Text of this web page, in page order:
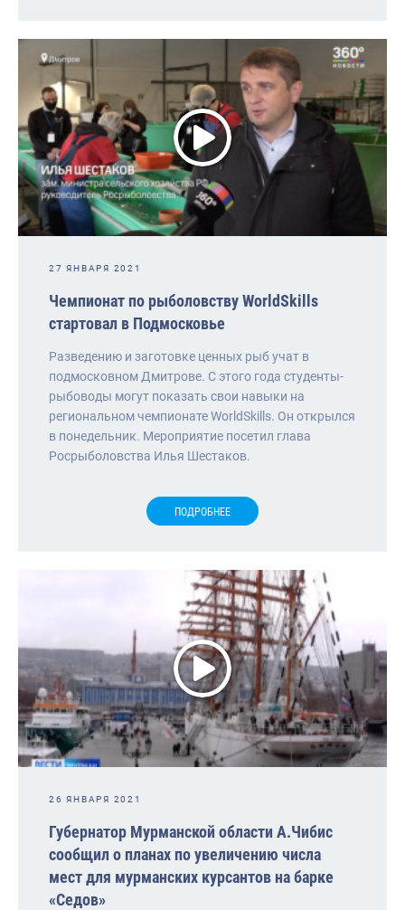
27 ЯНВАРЯ 2021
Чемпионат по рыболовству WorldSkills
стартовал в Подмосковье
Разведению и заготовке ценных рыб учат в
подмосковном Дмитрове. С этого года студенты-
рыбоводы могут показать свои навыки на
региональном чемпионате WorldSkills. Он открылся
в понедельник. Мероприятие посетил глава
Росрыболовства Илья Шестаков.
ПОДРОБНЕЕ
26 ЯНВАРЯ 2021
Губернатор Мурманской области А.Чибис
сообщил о планах по увеличению числа
мест для мурманских курсантов на барке
«Седов»